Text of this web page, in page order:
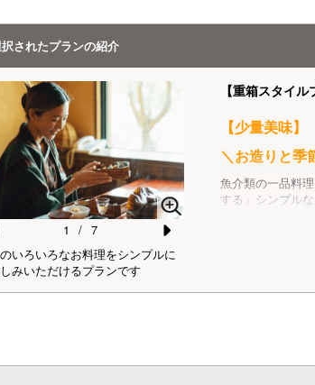
様1室利用時)
定員 2～4名様
天草黒牛180ｇ【天草黒牛 牛しゃ
ン】３種の部位を食べ比べ
1名様料金
40,700円～
様1室利用時)
定員 2～4名様
付き記念日プラン／旅の思い出を
ントしませんか【夕食は地魚メイ
石料理】
37,400円～
様1室利用時)
定員 2～4名様
様1室利用時)
されたプランの紹介
いろいろなお料理をシンプルに
みいただけるプランです
N
1 / 7
【重箱スタイ
【少量美味】
＼お造りと季
魚介類の一品料
する」シンプル
焼物を地鶏の天
の姿造りや具足
☆アオサの味噌